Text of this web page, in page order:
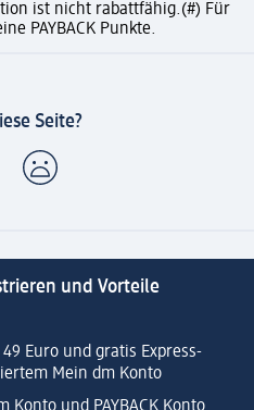
ist nicht rabattfähig.(#) Für
PAYBACK Punkte.
Seite?
und Vorteile
Euro und gratis Express-
Mein dm Konto